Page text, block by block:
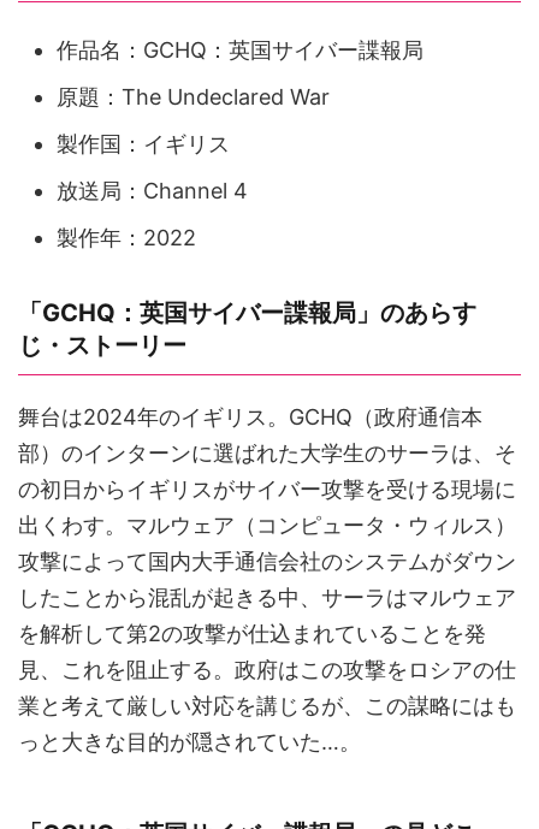
作品名：GCHQ：英国サイバー諜報局
原題：The Undeclared War
製作国：イギリス
放送局：Channel 4
製作年：2022
「GCHQ：英国サイバー諜報局」のあらす
じ・ストーリー
舞台は2024年のイギリス。GCHQ（政府通信本
部）のインターンに選ばれた大学生のサーラは、そ
の初日からイギリスがサイバー攻撃を受ける現場に
出くわす。マルウェア（コンピュータ・ウィルス）
攻撃によって国内大手通信会社のシステムがダウン
したことから混乱が起きる中、サーラはマルウェア
を解析して第2の攻撃が仕込まれていることを発
見、これを阻止する。政府はこの攻撃をロシアの仕
業と考えて厳しい対応を講じるが、この謀略にはも
っと大きな目的が隠されていた…。